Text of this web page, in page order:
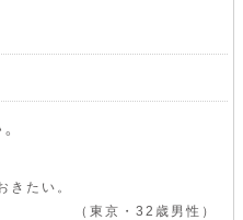
きたい。
（東京・32歳男性）